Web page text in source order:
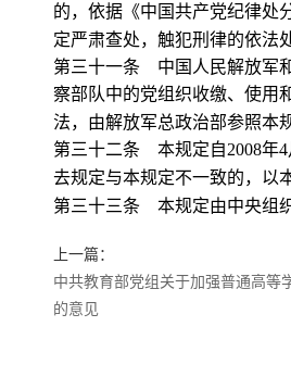
的，依据《中国共产党纪律处
定严肃查处，触犯刑律的依法
第三十一条 中国人民解放军
察部队中的党组织收缴、使用
法，由解放军总政治部参照本
第三十二条 本规定自2008年4
去规定与本规定不一致的，以
第三十三条 本规定由中央组
上一篇：
中共教育部党组关于加强普通高等
的意见